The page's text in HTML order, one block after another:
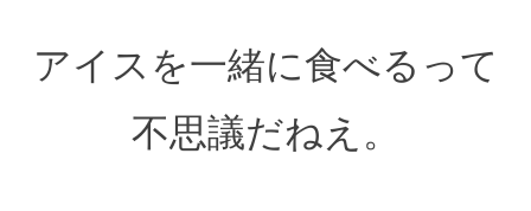
アイスを一緒に食べるって
不思議だねえ。